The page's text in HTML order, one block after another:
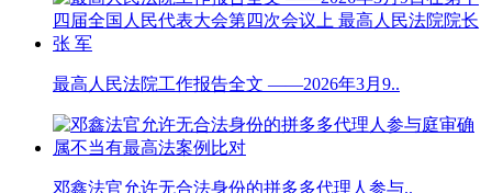
最高人民法院工作报告全文 ——2026年3月9..
邓鑫法官允许无合法身份的拼多多代理人参与..